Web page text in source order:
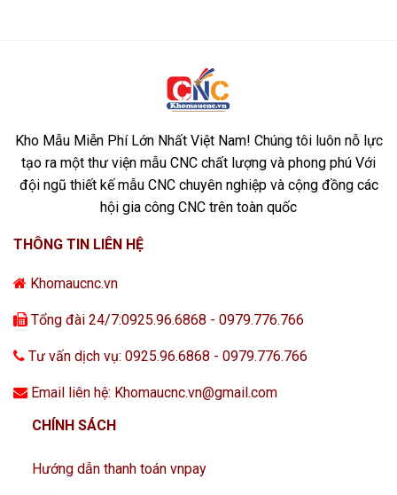
Kho Mẫu Miễn Phí Lớn Nhất Việt Nam! Chúng tôi luôn nỗ lực
tạo ra một thư viện mẫu CNC chất lượng và phong phú Với
đội ngũ thiết kế mẫu CNC chuyên nghiệp và cộng đồng các
hội gia công CNC trên toàn quốc
THÔNG TIN LIÊN HỆ
Khomaucnc.vn
Tổng đài 24/7:0925.96.6868 - 0979.776.766
Tư vấn dịch vụ: 0925.96.6868 - 0979.776.766
Email liên hệ: Khomaucnc.vn@gmail.com
CHÍNH SÁCH
Hướng dẫn thanh toán vnpay